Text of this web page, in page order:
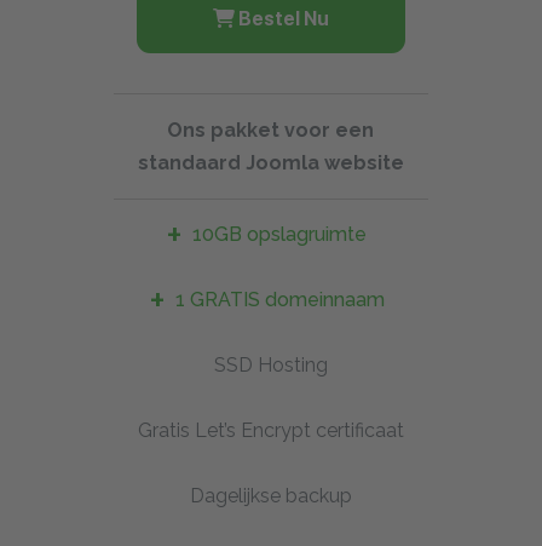
Bestel Nu
Ons pakket voor een
standaard Joomla website
10GB opslagruimte
1 GRATIS domeinnaam
SSD Hosting
Gratis Let’s Encrypt certificaat
Dagelijkse backup